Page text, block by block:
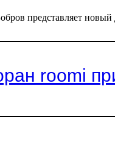
представляет
roomi